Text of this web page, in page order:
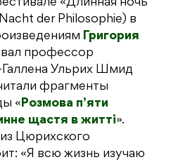
«Длинная ночь
der Philosophie) в
Григория
профессор
Галлена Ульрих Шмид
фрагменты
« Розмова п’яти
щастя в житті».
Цюрихского
«Я всю жизнь изучаю